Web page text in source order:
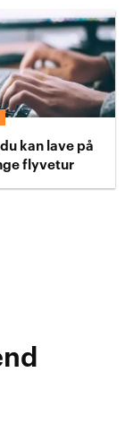
kan lave på
flyvetur